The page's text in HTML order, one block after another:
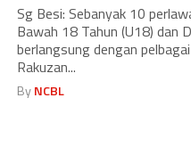
Sg Besi: Sebanyak 10
Bawah 18 Tahun (U18) dan
berlangsung dengan
Rakuzan...
ByNCBL